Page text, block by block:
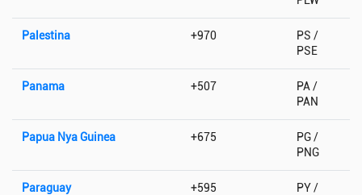
Palestina +970
PS /
PSE
Panama +507
PA /
PAN
Papua Nya Guinea +675
PG /
PNG
Paraguay +595
PY /